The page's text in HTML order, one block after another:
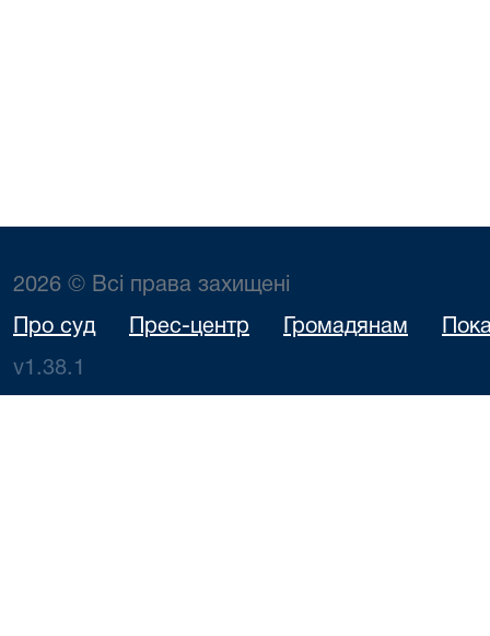
2026 © Всі права захищені
Про суд Прес-центр Громадянам
v1.38.1